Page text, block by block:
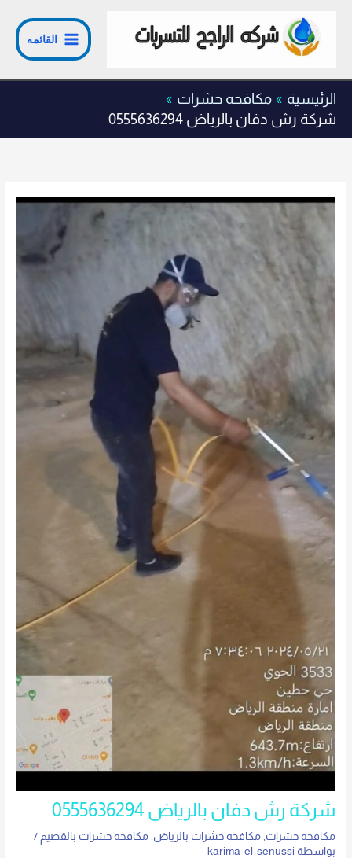
المحتوى
القائمه
الرئيسية
مكافحه حشرات
شركة رش دفان بالرياض 0555636294
شركة رش دفان بالرياض 0555636294
مكافحه حشرات ,مكافحه حشرات بالرياض ,مكافحه حشرات بالقصيم /
بواسطة karima-el-senussi